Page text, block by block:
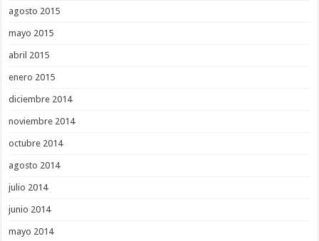
agosto 2015
mayo 2015
abril 2015
enero 2015
diciembre 2014
noviembre 2014
octubre 2014
agosto 2014
julio 2014
junio 2014
mayo 2014